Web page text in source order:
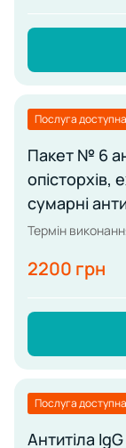
Послуга
Пакет № 6
опісторхів,
сумарні
Термін
2200 грн
Послуга
Антитіла